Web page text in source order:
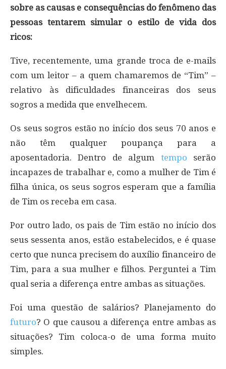
sobre as causas e consequências do fenômeno das
pessoas tentarem simular o estilo de vida dos
ricos:
Tive, recentemente, uma grande troca de e-mails
com um leitor – a quem chamaremos de “Tim” –
relativo às dificuldades financeiras dos seus
sogros a medida que envelhecem.
Os seus sogros estão no início dos seus 70 anos e
não têm qualquer poupança para a
aposentadoria. Dentro de algum tempo serão
incapazes de trabalhar e, como a mulher de Tim é
filha única, os seus sogros esperam que a família
de Tim os receba em casa.
Por outro lado, os pais de Tim estão no início dos
seus sessenta anos, estão estabelecidos, e é quase
certo que nunca precisem do auxílio financeiro de
Tim, para a sua mulher e filhos. Perguntei a Tim
qual seria a diferença entre ambas as situações.
Foi uma questão de salários? Planejamento do
futuro? O que causou a diferença entre ambas as
situações? Tim coloca-o de uma forma muito
simples.